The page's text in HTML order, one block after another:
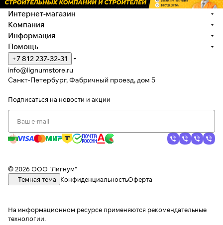
Интернет-магазин
Компания
Информация
Помощь
+7 812 237-32-31
info@lignumstore.ru
Санкт-Петербург, Фабричный проезд, дом 5
Подписаться на новости и акции
© 2026 ООО "Лигнум"
Темная тема
КонфиденциальностьОферта
На информационном ресурсе применяются рекомендательные
технологии.